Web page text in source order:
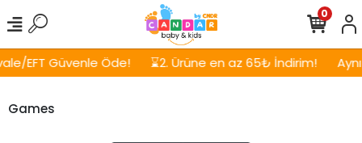
Öde! ⌛2. Ürüne en az 65₺ İndirim! Aynı Gün,
0
Games